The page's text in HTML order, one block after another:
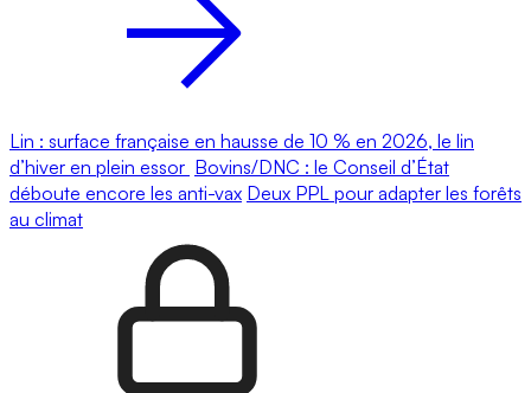
Lin : surface française en hausse de 10 % en 2026, le lin
d’hiver en plein essor Bovins/DNC : le Conseil d’État
déboute encore les anti-vax Deux PPL pour adapter les forêts
au climat